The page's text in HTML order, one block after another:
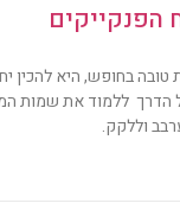
הפנקייקים
בחופש, היא להכין
הדרך ללמוד את שמות
וללקק.